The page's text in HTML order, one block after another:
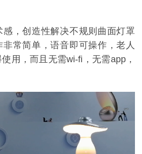
感，创造性解决不规则曲面灯罩
常简单，语音即可操作，老人
用，而且无需wi-fi ，无需app，